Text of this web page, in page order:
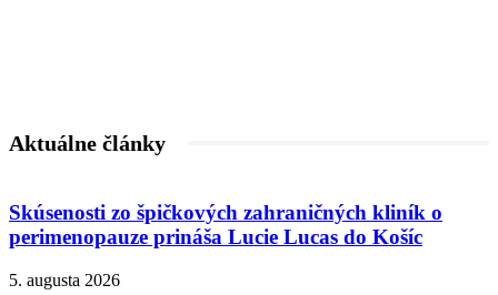
Aktuálne články
Skúsenosti zo špičkových zahraničných kliník o
perimenopauze prináša Lucie Lucas do Košíc
5. augusta 2026